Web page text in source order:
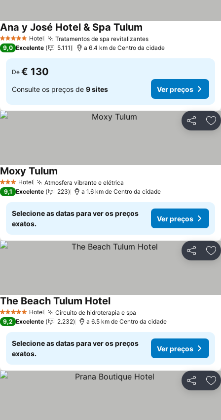
5 Estrelas Hotel Tratamentos de spa revitalizantesVer preços
Ana y José Hotel & Spa Tulum
9,0 Excelente 5.111 a 6.4 km de Centro da cidade
De € 130
Consulte os preços de 9 sites Ver preços
Partilhar
3 EstrelasHotel Atmosfera vibrante e elétrica
Moxy Tulum
9,1 Excelente 223 a 1.6 km de Centro da cidade
Selecione as datas para ver os preços
exatos.
Ver preços
Partilhar
5 Estrelas Hotel Circuito de hidroterapia e spa
The Beach Tulum HotelVer preços
9,2 Excelente 2.232 a 6.5 km de Centro da cidade
Selecione as datas para ver os preços
exatos.
Ver preços
Partilhar